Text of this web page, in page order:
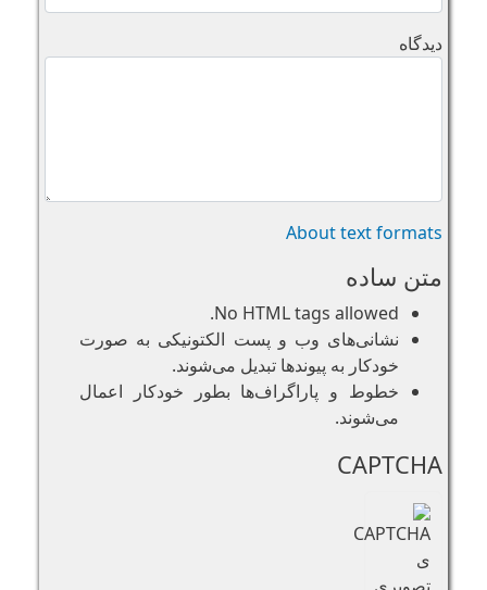
دیدگاه
About text formats
متن ساده
No HTML tags allowed.
نشانی‌های وب و پست الکتونیکی به صورت
خودکار به پیوند‌ها تبدیل می‌شوند.
خطوط و پاراگراف‌ها بطور خودکار اعمال
می‌شوند.
CAPTCHA